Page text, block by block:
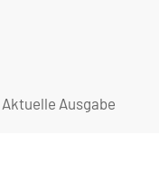
Aktuelle Ausgabe